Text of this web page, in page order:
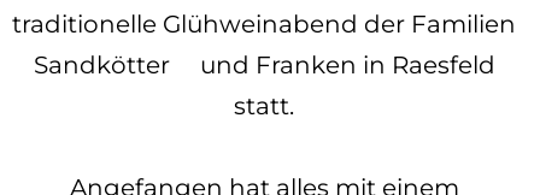
traditionelle Glühweinabend der Familien
Sandkötter
und Franken in Raesfeld
statt.
Angefangen hat alles mit einem